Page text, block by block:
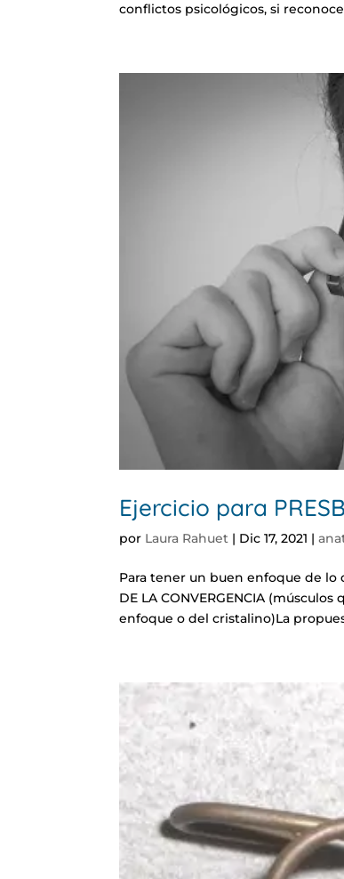
conflictos psicológicos, si
Ejercicio para
por Laura Rahuet | Dic 17, 2021 |
Para tener un buen enfoque de lo
DE LA CONVERGENCIA
enfoque o del cristalino)La